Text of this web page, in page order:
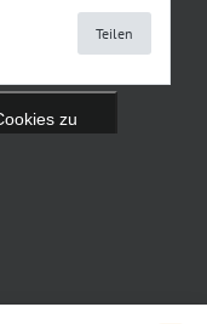
Teilen
zu